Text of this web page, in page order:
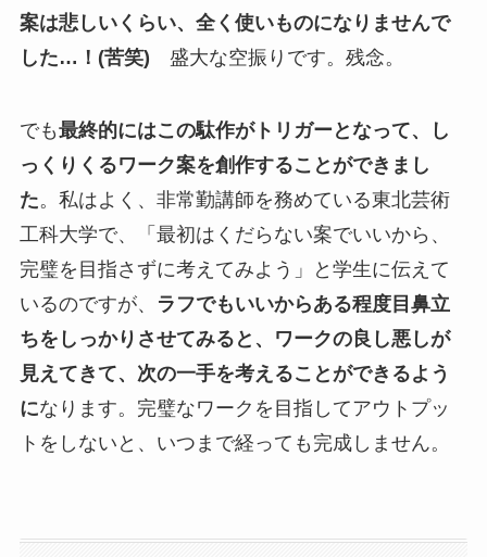
案は悲しいくらい、全く使いものになりませんで
した…！(苦笑) 盛大な空振りです。残念。
でも最終的にはこの駄作がトリガーとなって、し
っくりくるワーク案を創作することができまし
た。私はよく、非常勤講師を務めている東北芸術
工科大学で、「最初はくだらない案でいいから、
完璧を目指さずに考えてみよう」と学生に伝えて
いるのですが、
ラフでもいいからある程度目鼻立
ちをしっかりさせてみると、ワークの良し悪しが
見えてきて、次の一手を考えることができるよう
になります。完璧なワークを目指してアウトプッ
トをしないと、いつまで経っても完成しません。